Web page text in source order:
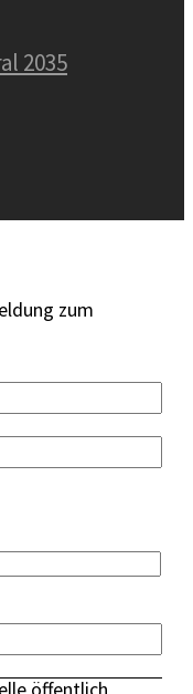
2035
zum
öffentlich